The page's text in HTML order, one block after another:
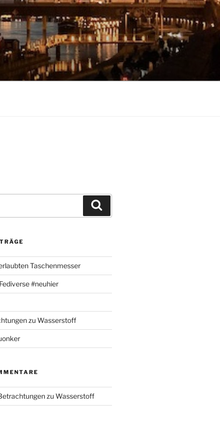
Taschenmesser
#neuhier
zu Wasserstoff
zu Wasserstoff